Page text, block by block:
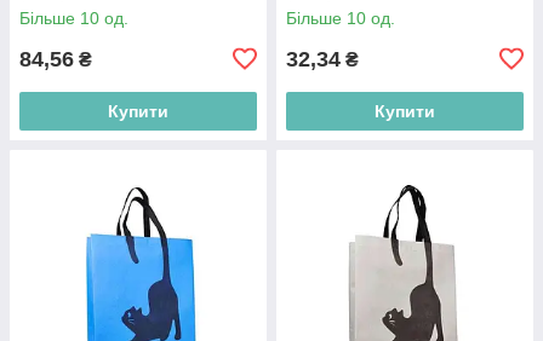
Більше 10 од.
84,56 ₴
Купити
Більше 10 од.
32,34 ₴
Купити